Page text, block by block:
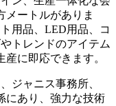
メートルがありま
用品、LED用品、コ
トレンドのアイテム
に即応できます。
ジャニス事務所、
にあり、強力な技術